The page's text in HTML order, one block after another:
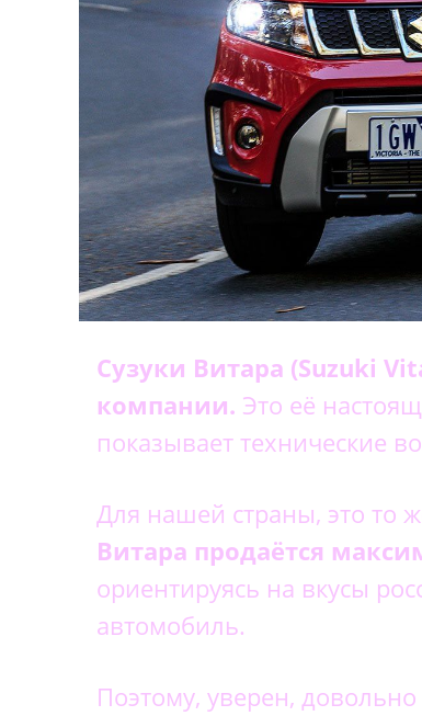
Сузуки Витара (Suzuki
компании. Это её
показывает технические
Для нашей страны, это то
Витара продаётся
ориентируясь на вкусы
автомобиль.
Поэтому, уверен,